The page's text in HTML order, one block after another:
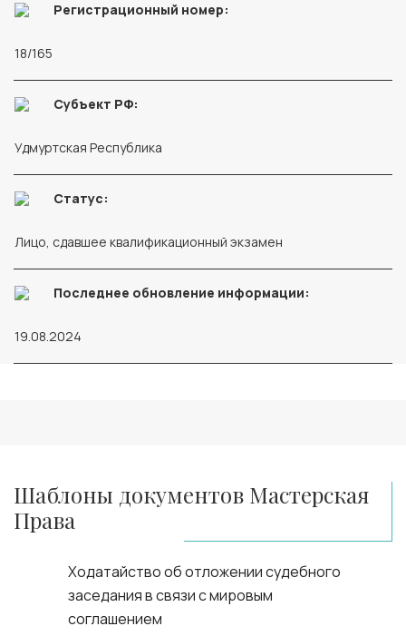
Регистрационный номер:
18/165
Субъект РФ:
Удмуртская Республика
Статус:
Лицо, сдавшее квалификационный экзамен
Последнее обновление информации:
19.08.2024
Шаблоны документов Мастерская
Права
Ходатайство об отложении судебного
заседания в связи с мировым
соглашением